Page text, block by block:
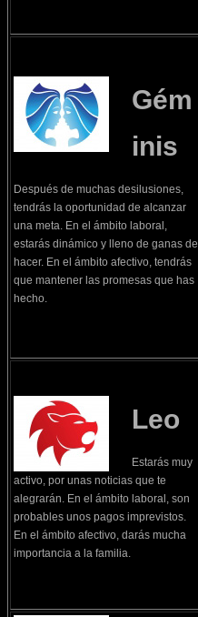
Gém
inis
Después de muchas desilusiones,
tendrás la oportunidad de alcanzar
una meta. En el ámbito laboral,
estarás dinámico y lleno de ganas de
hacer. En el ámbito afectivo, tendrás
que mantener las promesas que has
hecho.
Leo
Estarás muy
activo, por unas noticias que te
alegrarán. En el ámbito laboral, son
probables unos pagos imprevistos.
En el ámbito afectivo, darás mucha
importancia a la familia.